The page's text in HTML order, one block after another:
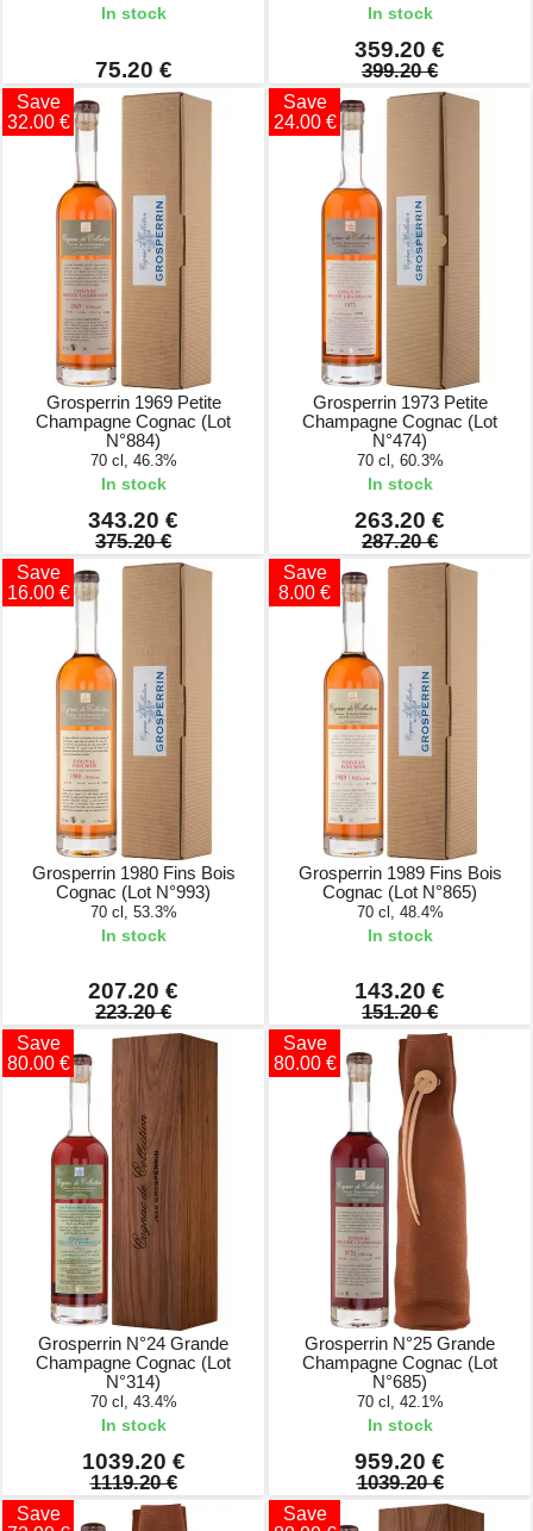
In stock
75.20 €
In stock
359.20 €
399.20 €
Save
32.00 €
Grosperrin 1969 Petite
Champagne Cognac (Lot
N°884)
70 cl, 46.3%
In stock
343.20 €
375.20 €
Save
24.00 €
Grosperrin 1973 Petite
Champagne Cognac (Lot
N°474)
70 cl, 60.3%
In stock
263.20 €
287.20 €
Save
16.00 €
Grosperrin 1980 Fins Bois
Cognac (Lot N°993)
70 cl, 53.3%
In stock
207.20 €
223.20 €
Save
8.00 €
Grosperrin 1989 Fins Bois
Cognac (Lot N°865)
70 cl, 48.4%
In stock
143.20 €
151.20 €
Save
80.00 €
Grosperrin N°24 Grande
Champagne Cognac (Lot
N°314)
70 cl, 43.4%
In stock
1039.20 €
1119.20 €
Save
80.00 €
Grosperrin N°25 Grande
Champagne Cognac (Lot
N°685)
70 cl, 42.1%
In stock
959.20 €
1039.20 €
Save
Save